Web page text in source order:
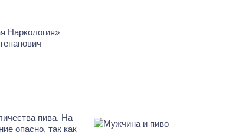
пива. На
опасно, так как